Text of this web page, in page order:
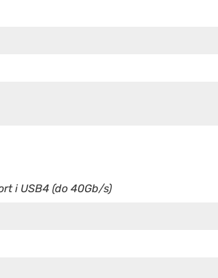
i USB4 (do 40Gb/s)